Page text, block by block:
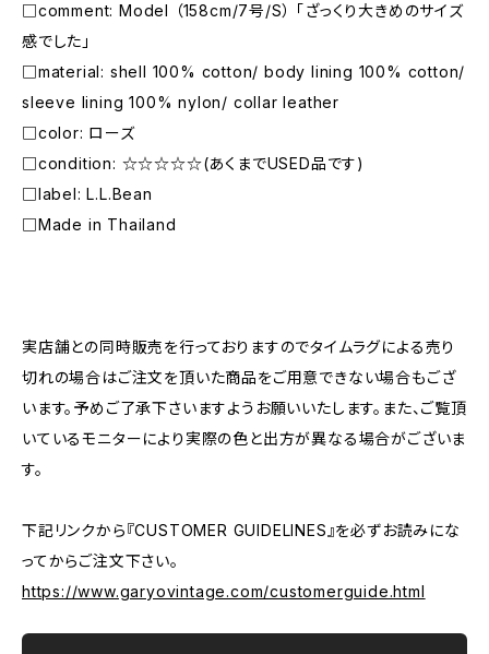
□comment: Model （158cm/7号/S） 「ざっくり大きめのサイズ
感でした」
□material: shell 100% cotton/ body lining 100% cotton/
sleeve lining 100% nylon/ collar leather
□color: ローズ
□condition: ☆☆☆☆☆(あくまでUSED品です)
□label: L.L.Bean
□Made in Thailand
実店舗との同時販売を行っておりますのでタイムラグによる売り
切れの場合はご注文を頂いた商品をご用意できない場合もござ
います。予めご了承下さいますようお願いいたします。また、ご覧頂
いているモニターにより実際の色と出方が異なる場合がございま
す。
下記リンクから『CUSTOMER GUIDELINES』を必ずお読みにな
ってからご注文下さい。
https://www.garyovintage.com/customerguide.html